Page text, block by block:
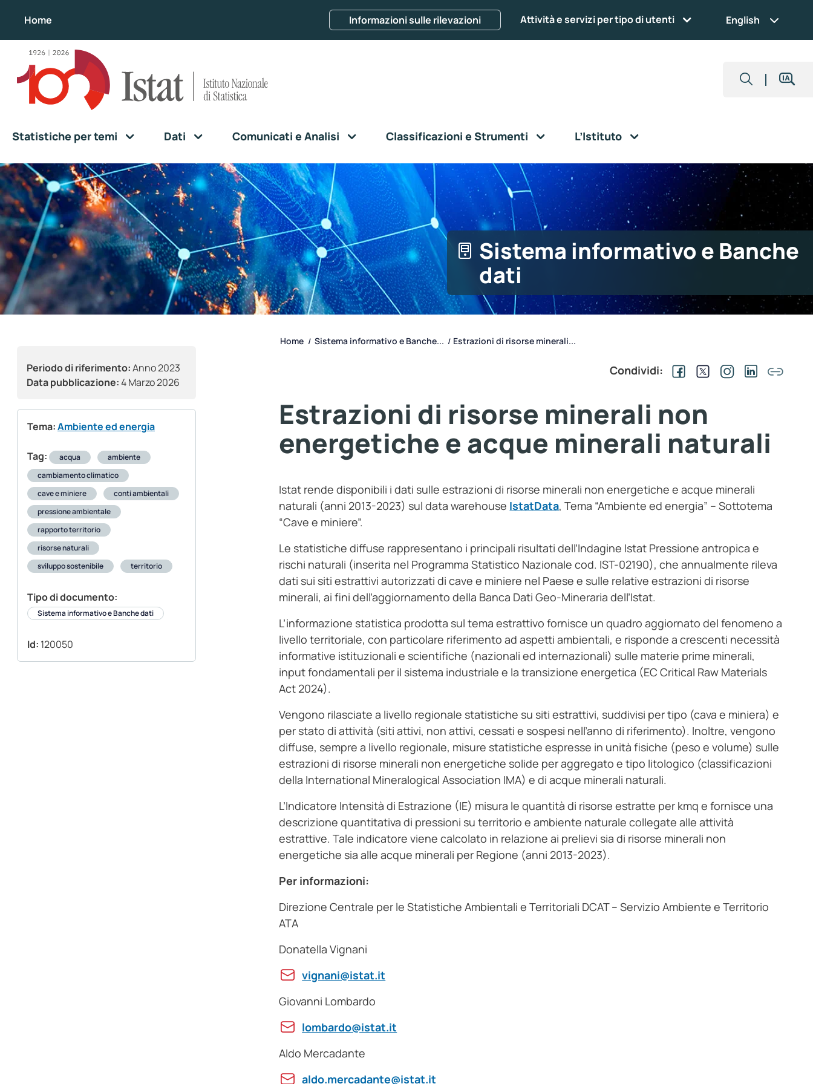
Home Informazioni sulle rilevazioni Attività e servizi per tipo di utenti English
Statistiche per temi Dati Comunicati e Analisi Classificazioni e Strumenti L’Istituto
Sistema informativo e Banche
dati
Periodo di riferimento:Anno 2023
Data pubblicazione:4 Marzo 2026
Tema:Ambiente ed energia
Tag: acqua
ambiente
cambiamento climatico
cave e miniere
conti ambientali
pressione ambientale
rapporto territorio
risorse naturali
sviluppo sostenibile
territorio
Tipo di documento:
Sistema informativo e Banche dati
Id: 120050
Home / Sistema informativo e Banche... / Estrazioni di risorse minerali...
Condividi:
Estrazioni di risorse minerali non
energetiche e acque minerali naturali
Istat rende disponibili i dati sulle estrazioni di risorse minerali non energetiche e acque minerali
naturali (anni 2013-2023) sul data warehouse IstatData, Tema “Ambiente ed energia” – Sottotema
“Cave e miniere”.
Le statistiche diffuse rappresentano i principali risultati dell’Indagine Istat Pressione antropica e
rischi naturali (inserita nel Programma Statistico Nazionale cod. IST-02190), che annualmente rileva
dati sui siti estrattivi autorizzati di cave e miniere nel Paese e sulle relative estrazioni di risorse
minerali, ai fini dell’aggiornamento della Banca Dati Geo-Mineraria dell’Istat.
L’informazione statistica prodotta sul tema estrattivo fornisce un quadro aggiornato del fenomeno a
livello territoriale, con particolare riferimento ad aspetti ambientali, e risponde a crescenti necessità
informative istituzionali e scientifiche (nazionali ed internazionali) sulle materie prime minerali,
input fondamentali per il sistema industriale e la transizione energetica (EC Critical Raw Materials
Act 2024).
Vengono rilasciate a livello regionale statistiche su siti estrattivi, suddivisi per tipo (cava e miniera) e
per stato di attività (siti attivi, non attivi, cessati e sospesi nell’anno di riferimento). Inoltre, vengono
diffuse, sempre a livello regionale, misure statistiche espresse in unità fisiche (peso e volume) sulle
estrazioni di risorse minerali non energetiche solide per aggregato e tipo litologico (classificazioni
della International Mineralogical Association IMA) e di acque minerali naturali.
L’Indicatore Intensità di Estrazione (IE) misura le quantità di risorse estratte per kmq e fornisce una
descrizione quantitativa di pressioni su territorio e ambiente naturale collegate alle attività
estrattive. Tale indicatore viene calcolato in relazione ai prelievi sia di risorse minerali non
energetiche sia alle acque minerali per Regione (anni 2013-2023).
Per informazioni:
Direzione Centrale per le Statistiche Ambientali e Territoriali DCAT – Servizio Ambiente e Territorio
ATA
Donatella Vignani
vignani@istat.it
Giovanni Lombardo
lombardo@istat.it
Aldo Mercadante
aldo.mercadante@istat.it